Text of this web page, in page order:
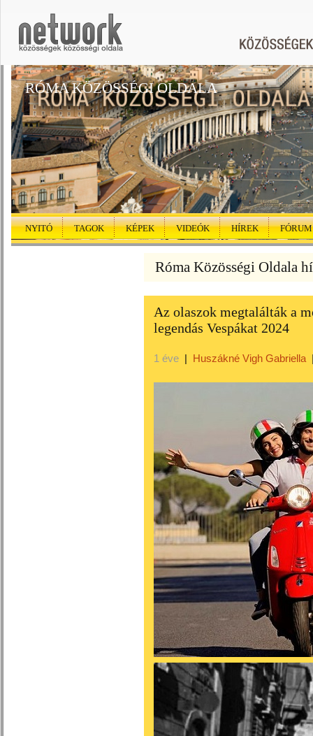
RÓMA KÖZÖSSÉGI OLDALA
NYITÓ TAGOK KÉPEK VIDEÓK HÍREK FÓRUM
Róma Közösségi Oldala
Az olaszok megtalálták a
legendás Vespákat 2024
1 éve | Huszákné Vigh Gabriella